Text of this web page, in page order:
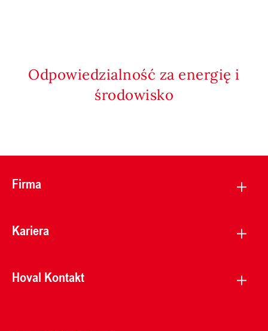
Odpowiedzialność za energię i
środowisko
Firma
Kariera
Hoval Kontakt